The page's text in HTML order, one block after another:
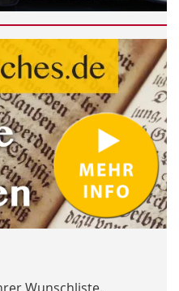
Wunschliste.